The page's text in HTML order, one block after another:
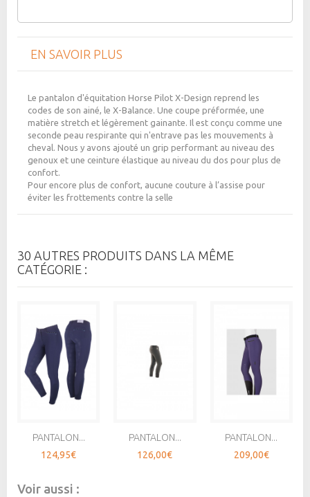
EN SAVOIR PLUS
Le pantalon d'équitation Horse Pilot X-Design reprend les
codes de son ainé, le X-Balance. Une coupe préformée, une
matière stretch et légèrement gainante. Il est conçu comme une
seconde peau respirante qui n'entrave pas les mouvements à
cheval. Nous y avons ajouté un grip performant au niveau des
genoux et une ceinture élastique au niveau du dos pour plus de
confort.
Pour encore plus de confort, aucune couture à l’assise pour
éviter les frottements contre la selle
30 AUTRES PRODUITS DANS LA MÊME
CATÉGORIE :
PANTALON...
124,95€
PANTALON...
126,00€
PANTALON...
209,00€
Voir aussi :